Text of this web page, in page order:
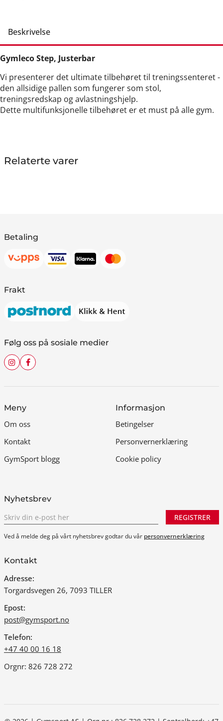
Beskrivelse
Gymleco Step, Justerbar
Vi presenterer det ultimate tilbehøret til treningssenteret -
den allsidige pallen som fungerer som stol,
treningsredskap og avlastningshjelp.
Dette multifunksjonelle tilbehøret er et must på alle gym.
Relaterte varer
Betaling
Frakt
Følg oss på sosiale medier
Meny
Om oss
Kontakt
GymSport blogg
Informasjon
Betingelser
Personvernerklæring
Cookie policy
Nyhetsbrev
REGISTRER
Ved å melde deg på vårt nyhetsbrev godtar du vår personvernerklæring
Kontakt
Adresse:
Torgardsvegen 26, 7093 TILLER
Epost:
post@gymsport.no
Telefon:
+47 40 00 16 18
Orgnr: 826 728 272